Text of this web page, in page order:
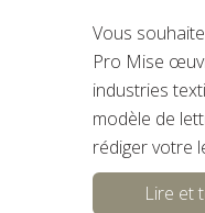
Vous
Pro Mise
industries
modèle de
rédiger votre
Lire et